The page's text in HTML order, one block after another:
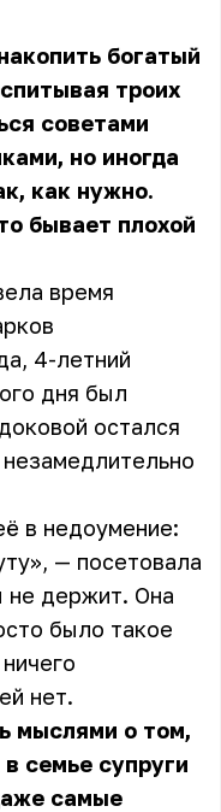
богатый
троих
советами
но иногда
как нужно.
бывает плохой
время
4-летний
дня был
остался
в недоумение:
— посетовала
не держит. Она
было такое
нет.
мыслями о том,
семье супруги
самые